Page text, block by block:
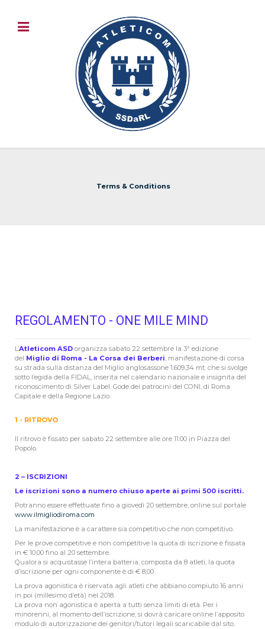
Terms & Conditions
REGOLAMENTO - ONE MILE MIND
L’Atleticom ASD organizza sabato 22 settembre la 3ª edizione
del Miglio di Roma - La Corsa dei Berberi , manifestazione di corsa
su strada sulla distanza del Miglio anglosassone 1.609,34 mt. che si svolge
sotto l’egida della FIDAL, inserita nel calendario nazionale e insignita del
riconoscimento di Silver Label. Gode dei patrocini del CONI, di Roma
Capitale e della Regione Lazio.
1 - RITROVO
Il ritrovo è fissato per sabato 22 settembre alle ore 11:00 in Piazza del
Popolo.
2 – ISCRIZIONI
Le iscrizioni sono a numero chiuso aperte ai primi 500 iscritti.
Potranno essere effettuate fino a giovedì 20 settembre, online sul portale
www.ilmigliodiroma.com
La manifestazione è a carattere sia competitivo che non competitivo.
Per le prove competitive e non competitive la quota di iscrizione è fissata
in € 10,00 fino al 20 settembre.
Qualora si acquistasse l’intera batteria, composta da 8 atleti, la quota
d’iscrizione per ogni componente è di € 8,00.
La prova agonistica è riservata agli atleti che abbiano compiuto 16 anni
in poi (millesimo d’età) nel 2018.
La prova non agonistica è aperta a tutti senza limiti di età. Per i
minorenni, al momento dell’iscrizione, si dovrà caricare online l’apposito
modulo di autorizzazione dei genitori/tutori legali scaricabile dal sito.